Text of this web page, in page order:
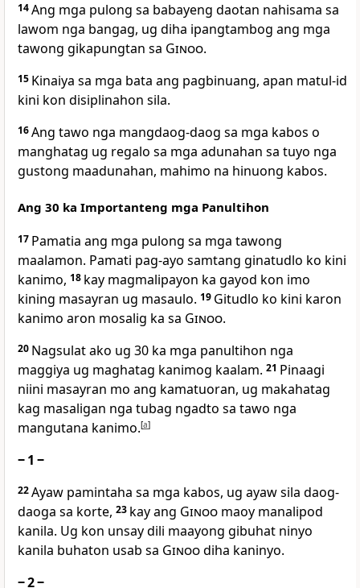
14Ang mga pulong sa babayeng daotan nahisama sa
lawom nga bangag, ug diha ipangtambog ang mga
tawong gikapungtan sa Ginoo.
15 Kinaiya sa mga bata ang pagbinuang, apan matul-id
kini kon disiplinahon sila.
16Ang tawo nga mangdaog-daog sa mga kabos o
manghatag ug regalo sa mga adunahan sa tuyo nga
gustong maadunahan, mahimo na hinuong kabos.
Ang 30 ka Importanteng mga Panultihon
17 Pamatia ang mga pulong sa mga tawong
maalamon. Pamati pag-ayo samtang ginatudlo ko kini
kanimo, 18 kay magmalipayon ka gayod kon imo
kining masayran ug masaulo. 19 Gitudlo ko kini karon
kanimo aron mosalig ka sa Ginoo.
20 Nagsulat ako ug 30 ka mga panultihon nga
maggiya ug maghatag kanimog kaalam. 21 Pinaagi
niini masayran mo ang kamatuoran, ug makahatag
kag masaligan nga tubag ngadto sa tawo nga
mangutana kanimo.[a]
‒ 1 ‒
22Ayaw pamintaha sa mga kabos, ug ayaw sila daog-
daoga sa korte, 23 kay ang Ginoo maoy manalipod
kanila. Ug kon unsay dili maayong gibuhat ninyo
kanila buhaton usab sa Ginoodiha kaninyo.
‒ 2 ‒